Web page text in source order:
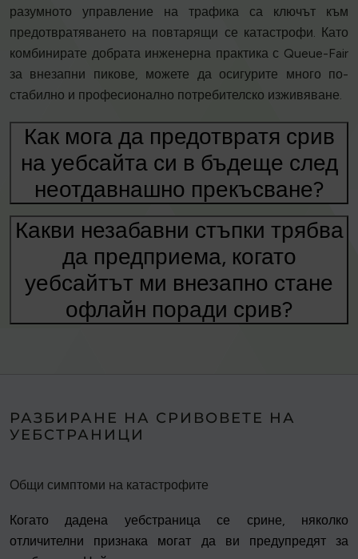
разумното управление на трафика са ключът към
предотвратяването на повтарящи се катастрофи. Като
комбинирате добрата инженерна практика с Queue-Fair
за внезапни пикове, можете да осигурите много по-
стабилно и професионално потребителско изживяване.
Как мога да предотвратя срив
на уебсайта си в бъдеще след
неотдавнашно прекъсване?
Какви незабавни стъпки трябва
да предприема, когато
уебсайтът ми внезапно стане
офлайн поради срив?
РАЗБИРАНЕ НА СРИВОВЕТЕ НА
УЕБСТРАНИЦИ
Общи симптоми на катастрофите
Когато дадена уебстраница се срине, няколко
отличителни признака могат да ви предупредят за